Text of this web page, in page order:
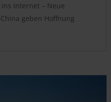
Internet – Neue
geben Hoffnung